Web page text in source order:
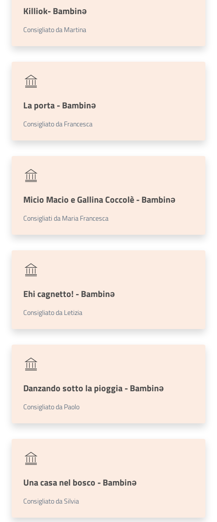
Cerca nei
cataloghi
Chiedi al
bibliotecario
Killiok- Bambinǝ
Consigliato da Martina
La porta - Bambinə
Consigliato da Francesca
Micio Macio e Gallina Coccolè - Bambinə
Consigliati da Maria Francesca
Ehi cagnetto! - Bambinə
Consigliato da Letizia
Danzando sotto la pioggia - Bambinə
Consigliato da Paolo
Una casa nel bosco - Bambinǝ
Consigliato da Silvia